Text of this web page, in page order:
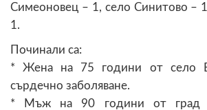
Симеоновец – 1, село Синитово –
1.
Починали са:
* Жена на 75 години от село
сърдечно заболяване.
* Мъж на 90 години от град